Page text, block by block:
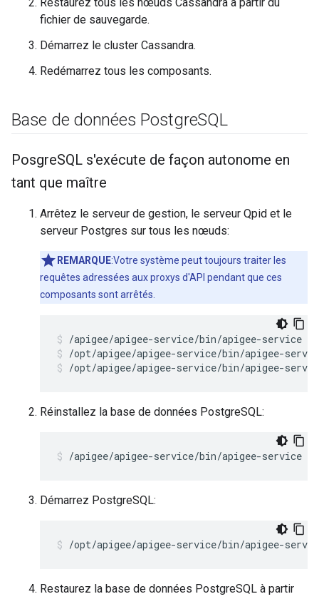
fichier de sauvegarde.
Démarrez le cluster Cassandra.
Redémarrez tous les composants.
Base de données PostgreSQL
PosgreSQL s'exécute de façon autonome en
tant que maître
Arrêtez le serveur de gestion, le serveur Qpid et le
serveur Postgres sur tous les nœuds:
REMARQUE:Votre système peut toujours traiter les
requêtes adressées aux proxys d'API pendant que ces
composants sont arrêtés.
/opt/apigee/apigee-service/bin/apigee-
/opt/apigee/apigee-service/bin/apigee-
Réinstallez la base de données PostgreSQL:
/apigee/apigee-service/bin/apigee-service
Démarrez PostgreSQL:
/opt/apigee/apigee-service/bin/apigee-
Restaurez la base de données PostgreSQL à partir